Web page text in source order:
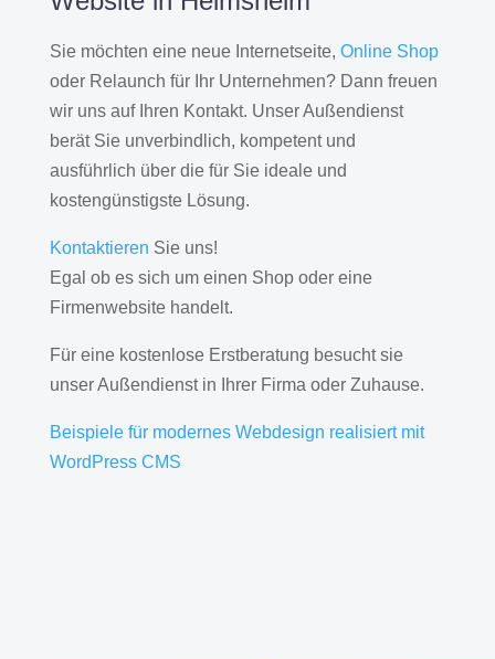
Sie möchten eine neue Internetseite, Online Shop
oder Relaunch für Ihr Unternehmen? Dann freuen
wir uns auf Ihren Kontakt. Unser Außendienst
berät Sie unverbindlich, kompetent und
ausführlich über die für Sie ideale und
kostengünstigste Lösung.
Kontaktieren Sie uns!
Egal ob es sich um einen Shop oder eine
Firmenwebsite handelt.
Für eine kostenlose Erstberatung besucht sie
unser Außendienst in Ihrer Firma oder Zuhause.
Beispiele für modernes Webdesign realisiert mit
WordPress CMS